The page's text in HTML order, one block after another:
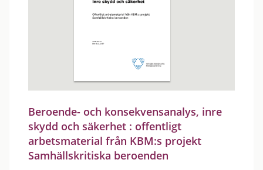
Beroende- och konsekvensanalys, inre
skydd och säkerhet : offentligt
arbetsmaterial från KBM:s projekt
Samhällskritiska beroenden